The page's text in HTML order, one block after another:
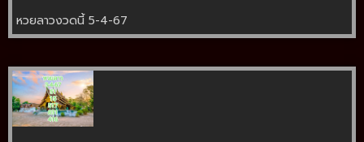
หวยลาวงวดนี้ 5-4-67